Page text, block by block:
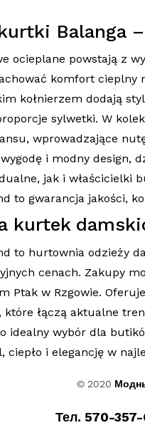
Balanga
ocieplane powstają z
komfort cieplny
kołnierzem dodają
sylwetki. W
wprowadzające
i modny design,
jak i właścicielki
to gwarancja jakości,
kurtek
to hurtownia odzieży
cenach. Zakupy
Ptak w Rzgowie.
łączą aktualne
idealny wybór dla
ciepło i elegancję w
© 2020
Тел. 570-